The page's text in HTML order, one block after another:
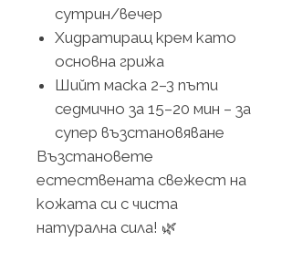
сутрин/вечер
Хидратиращ крем като
основна грижа
Шийт маска 2–3 пъти
седмично за 15–20 мин – за
супер възстановяване
Възстановете
естествената свежест на
кожата си с чиста
натурална сила! 🌿